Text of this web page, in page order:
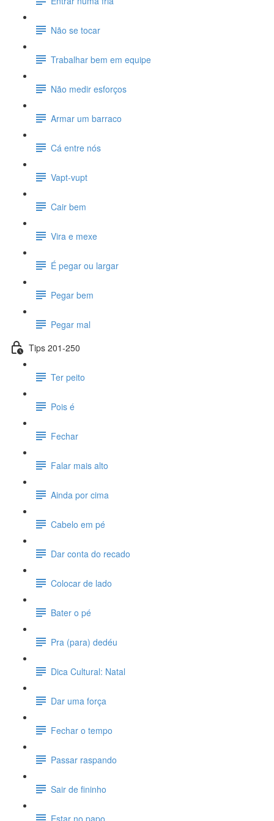
Não se tocar
Trabalhar bem em equipe
Não medir esforços
Armar um barraco
Cá entre nós
Vapt-vupt
Cair bem
Vira e mexe
É pegar ou largar
Pegar bem
Pegar mal
Tips 201-250
Ter peito
Pois é
Fechar
Falar mais alto
Ainda por cima
Cabelo em pé
Dar conta do recado
Colocar de lado
Bater o pé
Pra (para) dedéu
Dica Cultural: Natal
Dar uma força
Fechar o tempo
Passar raspando
Sair de fininho
Estar no papo